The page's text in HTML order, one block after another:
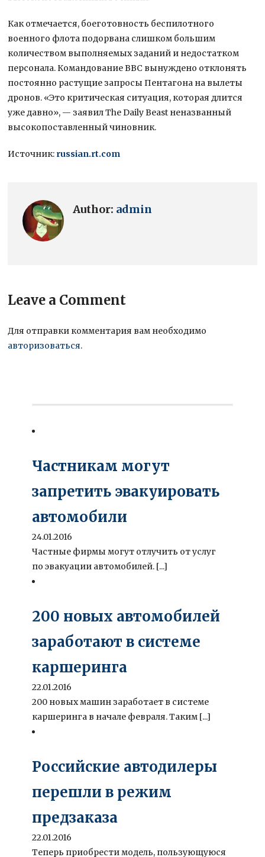
Как отмечается, боеготовность беспилотного
военного флота подорвана слишком большим
количеством выполняемых заданий и недостатком
персонала. Командование ВВС вынуждено отклонять
постоянно растущие запросы Пентагона на вылеты
дронов. «Это критическая ситуация, которая длится
уже давно», — заявил The Daily Beast неназванный
высокопоставленный чиновник.
Источник: russian.rt.com
Author: admin
Leave a Comment
Для отправки комментария вам необходимо
авторизоваться.
Частникам могут
запретить эвакуировать
автомобили
24.01.2016
Частные фирмы могут отлучить от услуг
по эвакуации автомобилей. [...]
200 новых автомобилей
заработают в системе
каршеринга
22.01.2016
200 новых машин заработает в системе
каршеринга в начале февраля. Таким [...]
Российские автодилеры
перешли в режим
предзаказа
22.01.2016
Теперь приобрести модель, пользующуюся